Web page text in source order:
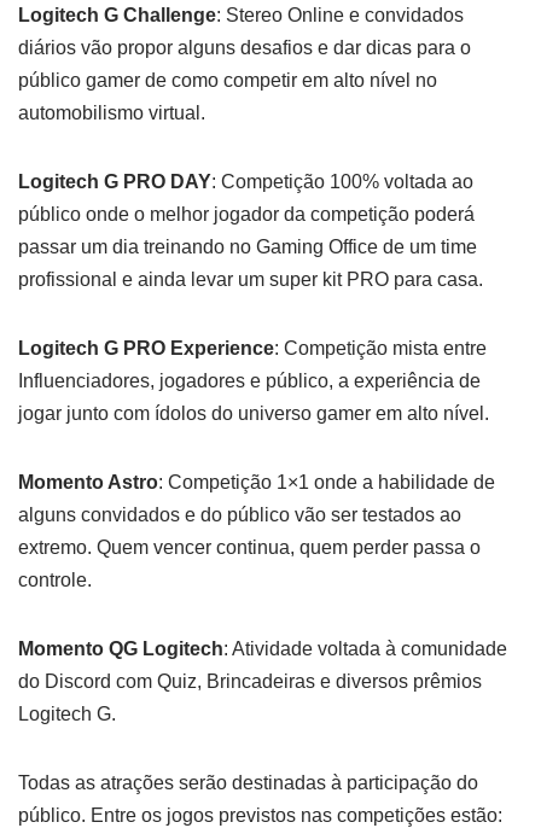
Logitech G Challenge: Stereo Online e convidados
diários vão propor alguns desafios e dar dicas para o
público gamer de como competir em alto nível no
automobilismo virtual.
Logitech G PRO DAY: Competição 100% voltada ao
público onde o melhor jogador da competição poderá
passar um dia treinando no Gaming Office de um time
profissional e ainda levar um super kit PRO para casa.
Logitech G PRO Experience: Competição mista entre
Influenciadores, jogadores e público, a experiência de
jogar junto com ídolos do universo gamer em alto nível.
Momento Astro: Competição 1×1 onde a habilidade de
alguns convidados e do público vão ser testados ao
extremo. Quem vencer continua, quem perder passa o
controle.
Momento QG Logitech: Atividade voltada à comunidade
do Discord com Quiz, Brincadeiras e diversos prêmios
Logitech G.
Todas as atrações serão destinadas à participação do
público. Entre os jogos previstos nas competições estão: